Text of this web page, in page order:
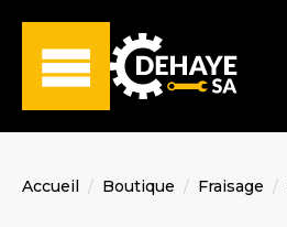
Accueil Boutique Fraisage